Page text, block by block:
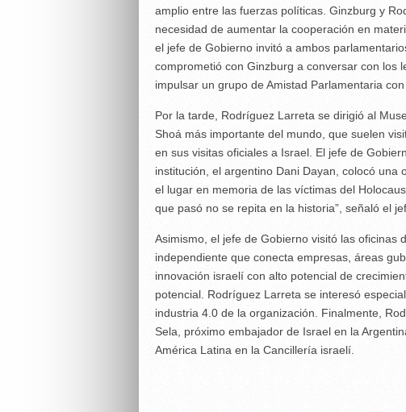
amplio entre las fuerzas políticas. Ginzburg y
necesidad de aumentar la cooperación en
el jefe de Gobierno invitó a ambos
comprometió con Ginzburg a conversar con los
impulsar un grupo de Amistad Parlamentaria
Por la tarde, Rodríguez Larreta se dirigió al
Shoá más importante del mundo, que suelen
en sus visitas oficiales a Israel. El jefe de
institución, el argentino Dani Dayan, colocó
el lugar en memoria de las víctimas del
que pasó no se repita en la historia”, señaló el
Asimismo, el jefe de Gobierno visitó las oficinas
independiente que conecta empresas, áreas
innovación israelí con alto potencial de
potencial. Rodríguez Larreta se interesó
industria 4.0 de la organización. Finalmente,
Sela, próximo embajador de Israel en la
América Latina en la Cancillería israelí.